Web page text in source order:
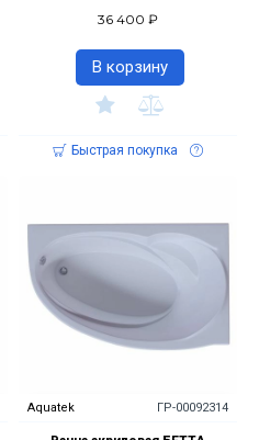
36 400 ₽
В корзину
Быстрая покупка
Aquatek ГР-00092314